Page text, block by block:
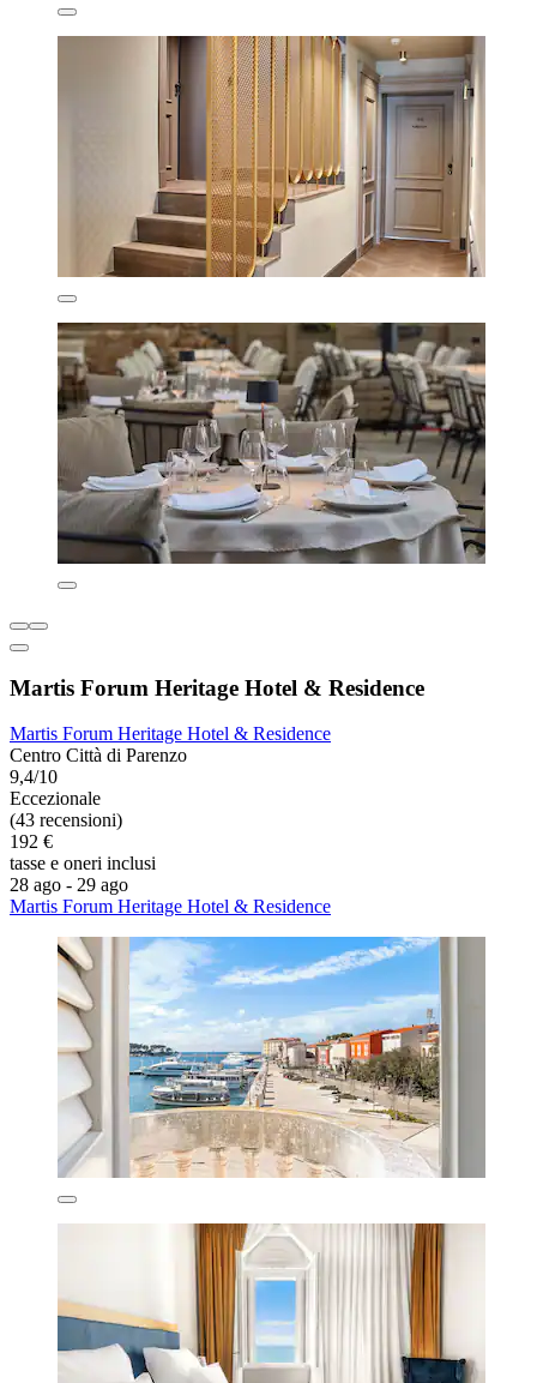
Martis Forum Heritage Hotel & Residence
Martis Forum Heritage Hotel & Residence
Centro Città di Parenzo
9,4/10
Eccezionale
(43 recensioni)
192 €
tasse e oneri inclusi
28 ago - 29 ago
Martis Forum Heritage Hotel & Residence